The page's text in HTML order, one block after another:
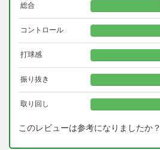
総合
コントロール
打球感
振り抜き
取り回し
このレビューは参考になりましたか？